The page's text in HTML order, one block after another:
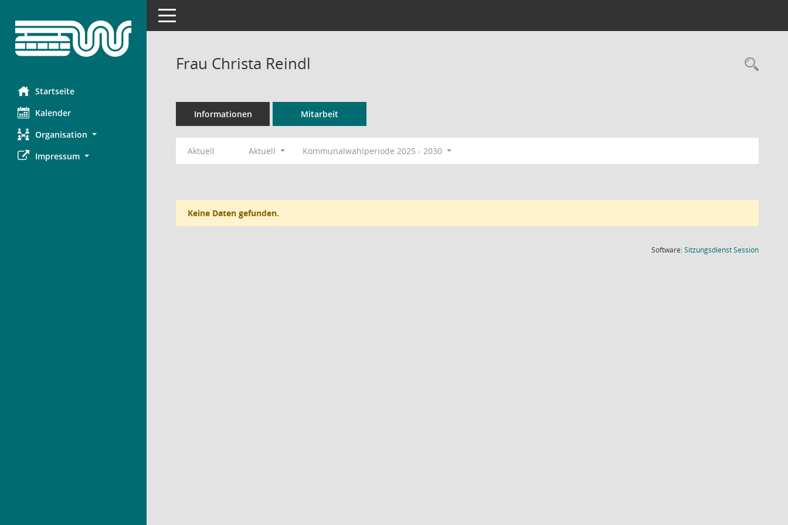
Startseite
Kalender
Organisation
Impressum
Toggle navigation
Frau Christa Reindl
Informationen Mitarbeit
Aktuell Aktuell Kommunalwahlperiode 2025 - 2030
Keine Daten gefunden.
Software:SitzungsdienstSession(Wird in